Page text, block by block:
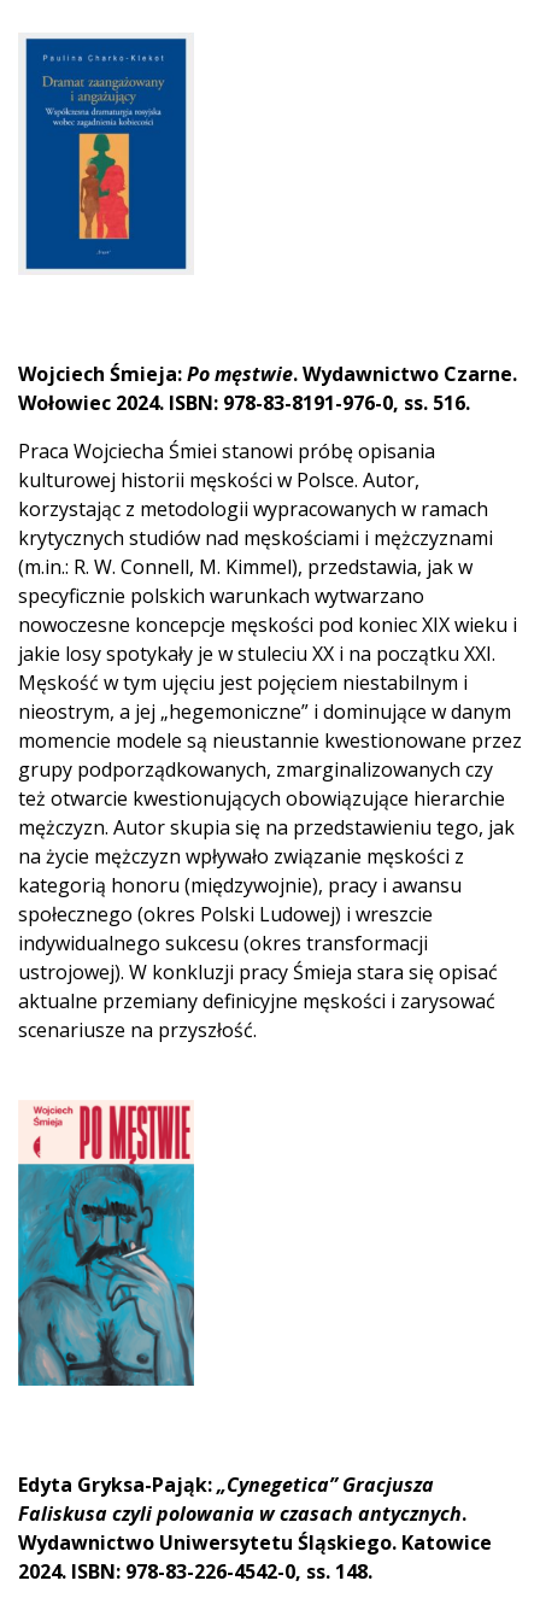
Wojciech Śmieja:Po męstwie. Wydawnictwo Czarne.
Wołowiec 2024. ISBN: 978-83-8191-976-0, ss. 516.
Praca Wojciecha Śmiei stanowi próbę opisania
kulturowej historii męskości w Polsce. Autor,
korzystając z metodologii wypracowanych w ramach
krytycznych studiów nad męskościami i mężczyznami
(m.in.: R. W. Connell, M. Kimmel), przedstawia, jak w
specyficznie polskich warunkach wytwarzano
nowoczesne koncepcje męskości pod koniec XIX wieku i
jakie losy spotykały je w stuleciu XX i na początku XXI.
Męskość w tym ujęciu jest pojęciem niestabilnym i
nieostrym, a jej „hegemoniczne” i dominujące w danym
momencie modele są nieustannie kwestionowane przez
grupy podporządkowanych, zmarginalizowanych czy
też otwarcie kwestionujących obowiązujące hierarchie
mężczyzn. Autor skupia się na przedstawieniu tego, jak
na życie mężczyzn wpływało związanie męskości z
kategorią honoru (międzywojnie), pracy i awansu
społecznego (okres Polski Ludowej) i wreszcie
indywidualnego sukcesu (okres transformacji
ustrojowej). W konkluzji pracy Śmieja stara się opisać
aktualne przemiany definicyjne męskości i zarysować
scenariusze na przyszłość.
Edyta Gryksa-Pająk:„Cynegetica” Gracjusza
Faliskusa czyli polowania w czasach antycznych.
Wydawnictwo Uniwersytetu Śląskiego. Katowice
2024. ISBN: 978-83-226-4542-0, ss. 148.